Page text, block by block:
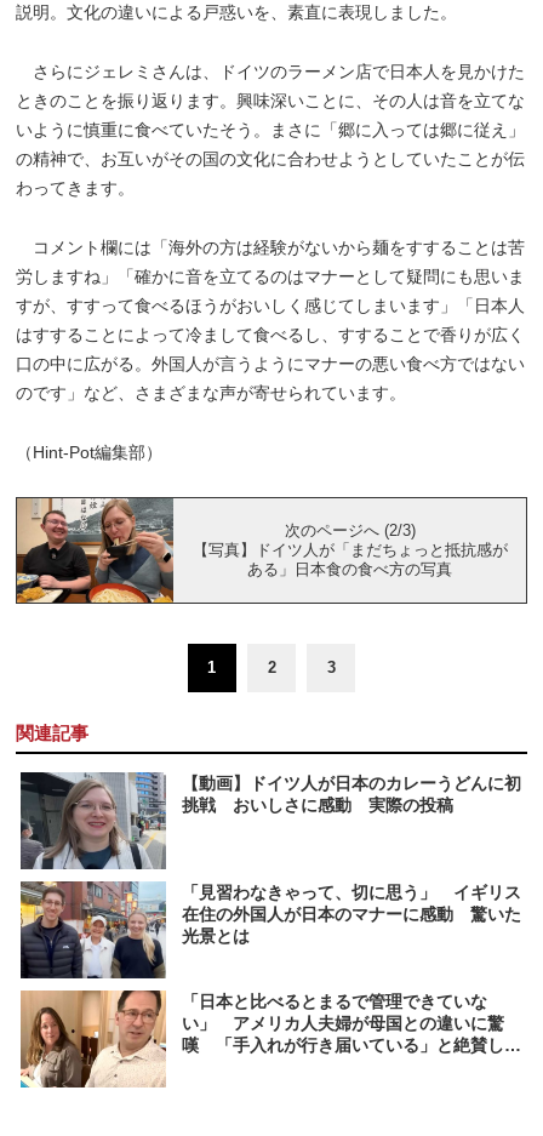
説明。文化の違いによる戸惑いを、素直に表現しました。
さらにジェレミさんは、ドイツのラーメン店で日本人を見かけた
ときのことを振り返ります。興味深いことに、その人は音を立てな
いように慎重に食べていたそう。まさに「郷に入っては郷に従え」
の精神で、お互いがその国の文化に合わせようとしていたことが伝
わってきます。
コメント欄には「海外の方は経験がないから麺をすすることは苦
労しますね」「確かに音を立てるのはマナーとして疑問にも思いま
すが、すすって食べるほうがおいしく感じてしまいます」「日本人
はすすることによって冷まして食べるし、すすることで香りが広く
口の中に広がる。外国人が言うようにマナーの悪い食べ方ではない
のです」など、さまざまな声が寄せられています。
（Hint-Pot編集部）
次のページへ (2/3)
【写真】ドイツ人が「まだちょっと抵抗感が
ある」日本食の食べ方の写真
1 2 3
関連記事
【動画】ドイツ人が日本のカレーうどんに初
挑戦 おいしさに感動 実際の投稿
「見習わなきゃって、切に思う」 イギリス
在住の外国人が日本のマナーに感動 驚いた
光景とは
「日本と比べるとまるで管理できていな
い」 アメリカ人夫婦が母国との違いに驚
嘆 「手入れが行き届いている」と絶賛した